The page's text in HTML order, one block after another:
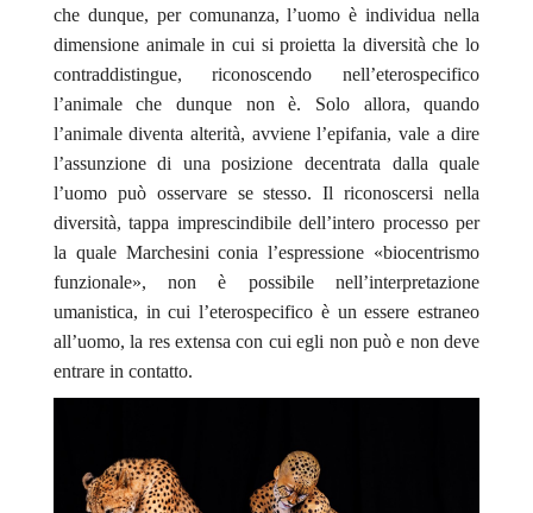
che dunque, per comunanza, l’uomo è individua nella
dimensione animale in cui si proietta la diversità che lo
contraddistingue, riconoscendo nell’eterospecifico
l’animale che dunque non è. Solo allora, quando
l’animale diventa alterità, avviene l’epifania, vale a dire
l’assunzione di una posizione decentrata dalla quale
l’uomo può osservare se stesso. Il riconoscersi nella
diversità, tappa imprescindibile dell’intero processo per
la quale Marchesini conia l’espressione «biocentrismo
funzionale», non è possibile nell’interpretazione
umanistica, in cui l’eterospecifico è un essere estraneo
all’uomo, la res extensa con cui egli non può e non deve
entrare in contatto.